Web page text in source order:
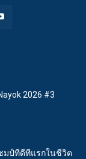
2026 #3
มป์ทีดีทีแรกในชีวิต